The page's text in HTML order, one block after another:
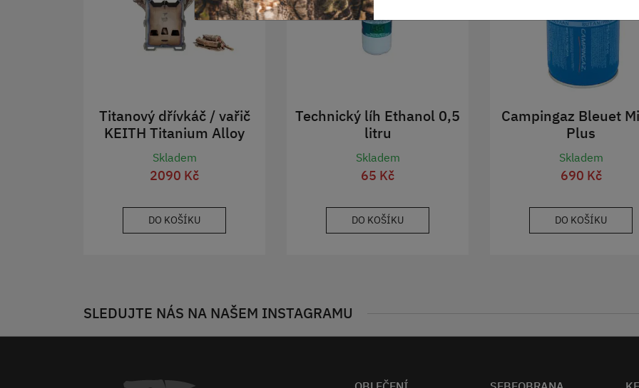
Titanový dřívkáč / vařič
KEITH Titanium Alloy
Backpacking Wood Stove
Skladem
2090 Kč
DO KOŠÍKU
Technický líh Ethanol 0,5
litru
Skladem
65 Kč
DO KOŠÍKU
Campingaz Bleuet
Plus
Skladem
690 Kč
DO KOŠÍKU
SLEDUJTE NÁS NA NAŠEM INSTAGRAMU